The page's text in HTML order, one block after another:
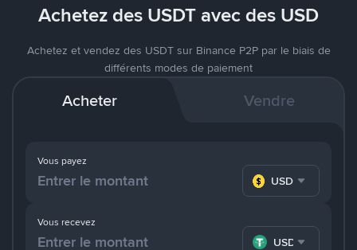
Achetez des USDT avec des USD
Achetez et vendez des USDT sur Binance P2P par le biais de
différents modes de paiement
Acheter Vendre
Vous payez
USD
Vous recevez
USDT